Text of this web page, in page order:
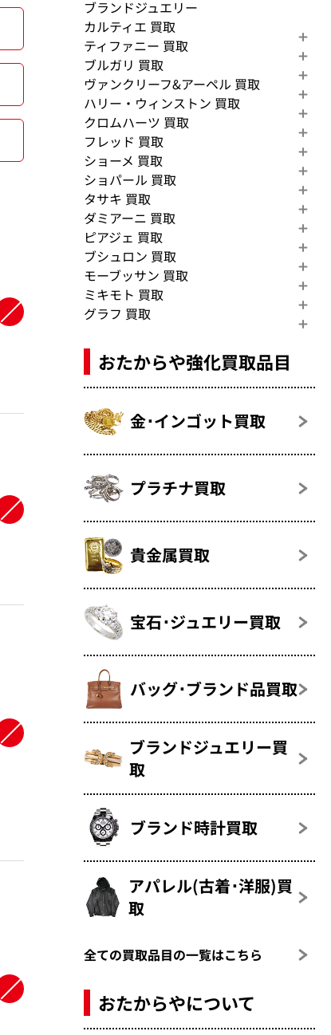
ブランドジュエリー
カルティエ 買取
ティファニー 買取
ブルガリ 買取
ヴァンクリーフ&アーペル 買取
ハリー・ウィンストン 買取
クロムハーツ 買取
フレッド 買取
ショーメ 買取
ショパール 買取
タサキ 買取
ダミアーニ 買取
ピアジェ 買取
ブシュロン 買取
モーブッサン 買取
ミキモト 買取
グラフ 買取
おたからや強化買取品目
金･インゴット買取
プラチナ買取
貴金属買取
宝石･ジュエリー買取
バッグ･ブランド品買取
ブランドジュエリー買
取
ブランド時計買取
アパレル(古着･洋服)買
取
全ての買取品目の一覧はこちら
おたからやについて